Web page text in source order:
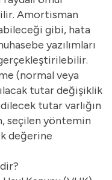
Amortisman
gibi, hata
yazılımları
(normal veya
tutar değişiklik
tutar varlığın
seçilen yöntemin
değerine